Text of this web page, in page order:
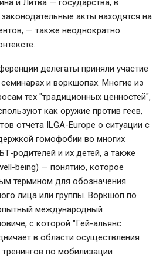
и Литва — государства, в
акты находятся на
— также неоднократно
делегаты приняли участие
и воркшопах. Многие из
тех "традиционных ценностей",
как оружие против геев,
отчета ILGA-Europe о ситуации с
гомофобии во многих
родителей и их детей, а также
being) — понятию, которое
термином для обозначения
лица или группы. Воркшоп по
международный
с которой "Гей-альянс
в области осуществления
по мобилизации